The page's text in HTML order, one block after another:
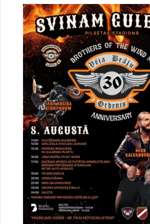
2025.gada darba kārtības, protokoli
2024.gada darba kārtības, protokoli
Drukāt lapu
Dalīties